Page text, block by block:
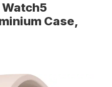
Case,